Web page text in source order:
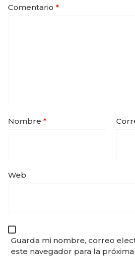
Comentario *
Nombre *
Web
Guarda mi nombre, correo
este navegador para la